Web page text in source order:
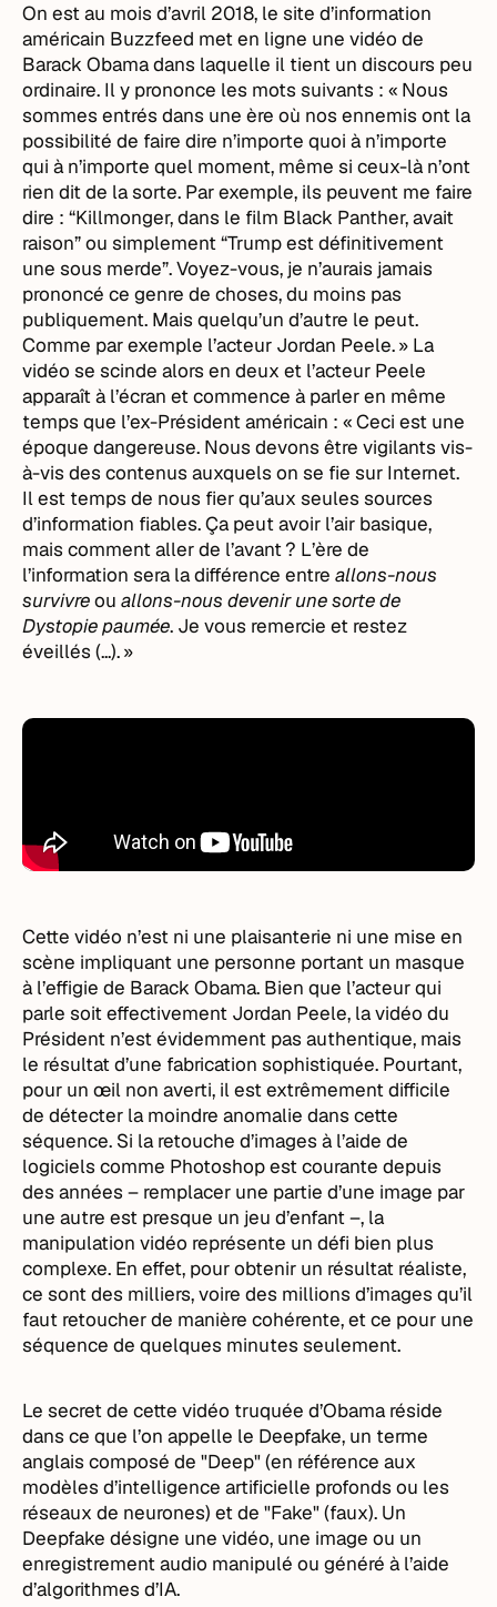
On est au mois d’avril 2018, le site d’information
américain Buzzfeed met en ligne une vidéo de
Barack Obama dans laquelle il tient un discours peu
ordinaire. Il y prononce les mots suivants : « Nous
sommes entrés dans une ère où nos ennemis ont la
possibilité de faire dire n’importe quoi à n’importe
qui à n’importe quel moment, même si ceux-là n’ont
rien dit de la sorte. Par exemple, ils peuvent me faire
dire : “Killmonger, dans le film Black Panther, avait
raison” ou simplement “Trump est définitivement
une sous merde”. Voyez-vous, je n’aurais jamais
prononcé ce genre de choses, du moins pas
publiquement. Mais quelqu’un d’autre le peut.
Comme par exemple l’acteur Jordan Peele. » La
vidéo se scinde alors en deux et l’acteur Peele
apparaît à l’écran et commence à parler en même
temps que l’ex-Président américain : « Ceci est une
époque dangereuse. Nous devons être vigilants vis-
à-vis des contenus auxquels on se fie sur Internet.
Il est temps de nous fier qu’aux seules sources
d’information fiables. Ça peut avoir l’air basique,
mais comment aller de l’avant ? L’ère de
l’information sera la différence entreallons-nous
survivreouallons-nous devenir une sorte de
Dystopie paumée. Je vous remercie et restez
éveillés (...). »
Cette vidéo n’est ni une plaisanterie ni une mise en
scène impliquant une personne portant un masque
à l’effigie de Barack Obama. Bien que l’acteur qui
parle soit effectivement Jordan Peele, la vidéo du
Président n’est évidemment pas authentique, mais
le résultat d’une fabrication sophistiquée. Pourtant,
pour un œil non averti, il est extrêmement difficile
de détecter la moindre anomalie dans cette
séquence. Si la retouche d’images à l’aide de
logiciels comme Photoshop est courante depuis
des années – remplacer une partie d’une image par
une autre est presque un jeu d’enfant –, la
manipulation vidéo représente un défi bien plus
complexe. En effet, pour obtenir un résultat réaliste,
ce sont des milliers, voire des millions d’images qu’il
faut retoucher de manière cohérente, et ce pour une
séquence de quelques minutes seulement.
Le secret de cette vidéo truquée d’Obama réside
dans ce que l’on appelle le Deepfake, un terme
anglais composé de "Deep" (en référence aux
modèles d’intelligence artificielle profonds ou les
réseaux de neurones) et de "Fake" (faux). Un
Deepfake désigne une vidéo, une image ou un
enregistrement audio manipulé ou généré à l’aide
d’algorithmes d’IA.